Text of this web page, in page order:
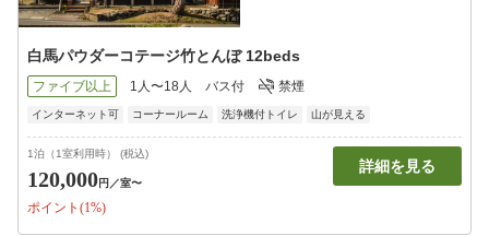
白馬パウダーコテージ竹とんぼ 12beds
ファイブ以上 1人〜18人 バス付 禁煙
インターネット可 コーナールーム 洗浄機付トイレ 山が見える
1泊（1室利用時） (税込)
120,000円 ／室〜
ポイント(1%)
詳細を見る